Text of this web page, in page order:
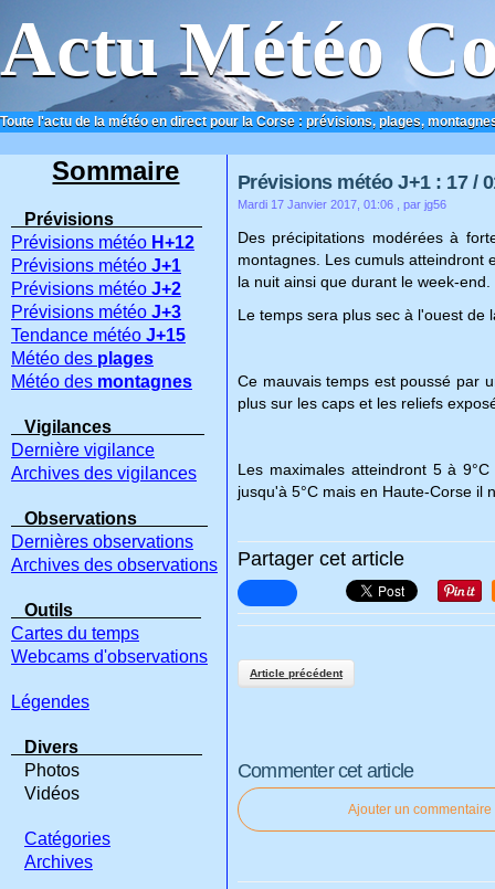
Actu Météo
Toute l'actu de la météo en direct pour la Corse : prévisions, plages,
ACCUEIL CONTACT
Prévisions météo J+1 : 17 /
Mardi 17 Janvier 2017, 01:06 , par jg56
Des précipitations modérées à
montagnes. Les cumuls atteindront
la nuit ainsi que durant le week-end.
Le temps sera plus sec à l'ouest de
Ce mauvais temps est poussé par
plus sur les caps et les reliefs
Les maximales atteindront 5 à
jusqu'à 5°C mais en Haute-Corse il
Partager cet article
Article précédent
Commenter cet article
Ajouter un commentaire
Sommaire
Prévisions
Prévisions météo H+12
Prévisions météo J+1
Prévisions météo J+2
Prévisions météo J+3
Tendance météo J+15
Météo des plages
Météo des montagnes
Vigilances
Dernière vigilance
Archives des vigilances
Observations
Dernières observations
Archives des observations
Outils
Cartes du temps
Webcams d'observations
Légendes
Divers
Photos
Vidéos
Catégories
Archives